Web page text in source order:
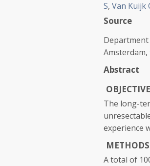
S, Van Kuijk
Source
Department
Abstract
The long-
experience
A total of